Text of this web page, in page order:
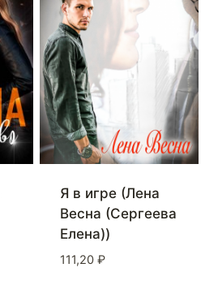
Я в игре (Лена
Весна (Сергеева
Елена))
111,20 ₽